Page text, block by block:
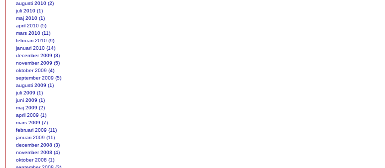
augusti 2010 (2)
juli 2010 (1)
maj 2010 (1)
april 2010 (5)
mars 2010 (11)
februari 2010 (9)
januari 2010 (14)
december 2009 (8)
november 2009 (5)
oktober 2009 (4)
september 2009 (5)
augusti 2009 (1)
juli 2009 (1)
juni 2009 (1)
maj 2009 (2)
april 2009 (1)
mars 2009 (7)
februari 2009 (11)
januari 2009 (11)
december 2008 (3)
november 2008 (4)
oktober 2008 (1)